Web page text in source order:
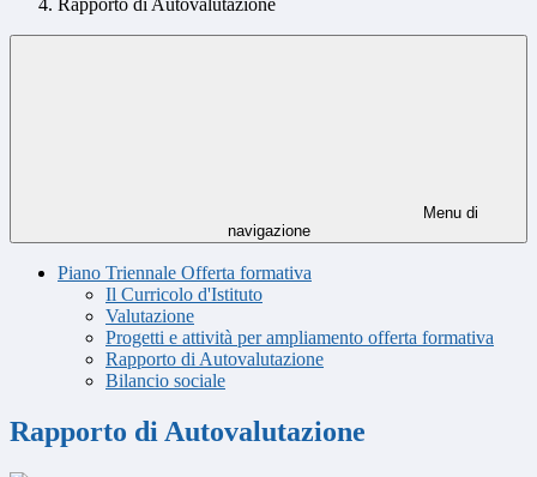
Rapporto di Autovalutazione
Menu di
navigazione
Piano Triennale Offerta formativa
Il Curricolo d'Istituto
Valutazione
Progetti e attività per ampliamento offerta formativa
Rapporto di Autovalutazione
Bilancio sociale
Rapporto di Autovalutazione